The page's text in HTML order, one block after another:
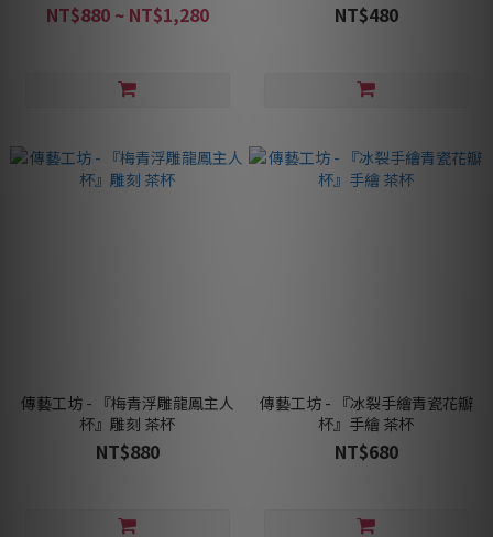
NT$880 ~ NT$1,280 NT$480
傳藝工坊 - 『梅青浮雕龍鳳主人
杯』雕刻 茶杯
NT$880
傳藝工坊 - 『冰裂手繪青瓷花瓣
杯』手繪 茶杯
NT$680